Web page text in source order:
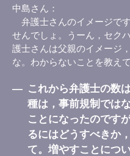
中島さん
弁護士さんのイメージで
せんでしょ。うーん，セク
護士さんは父親のイメージ
な。わからないことを教え
― これから弁護士の数
種は，事前規制では
ことになったのです
るにはどうすべきか
て。増やすことにつ